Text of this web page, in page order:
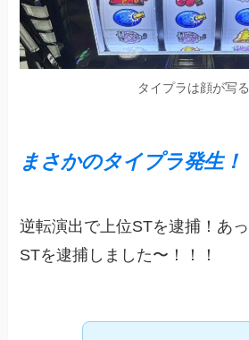
タイプラは顔が写
まさかのタイプラ発生！
逆転演出で上位STを逮捕！あ
STを逮捕しました〜！！！